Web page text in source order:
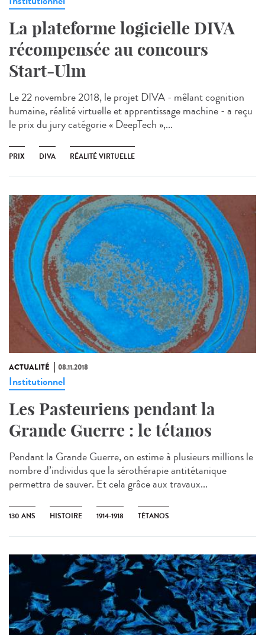
La plateforme logicielle DIVA
récompensée au concours
Start-Ulm
Le 22 novembre 2018, le projet DIVA - mêlant cognition
humaine, réalité virtuelle et apprentissage machine - a reçu
le prix du jury catégorie « DeepTech »,...
PRIX DIVA RÉALITÉ VIRTUELLE
ACTUALITÉ 08.11.2018
Institutionnel
Les Pasteuriens pendant la
Grande Guerre : le tétanos
Pendant la Grande Guerre, on estime à plusieurs millions le
nombre d’individus que la sérothérapie antitétanique
permettra de sauver. Et cela grâce aux travaux...
130 ANS HISTOIRE 1914-1918 TÉTANOS